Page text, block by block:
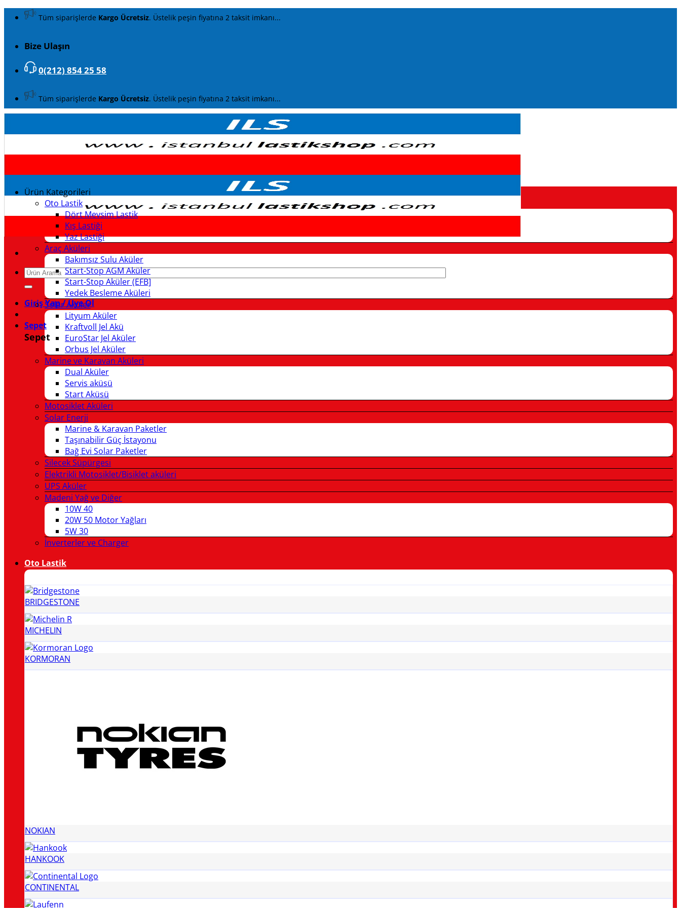
İçeriğe
Tüm siparişlerde Kargo Ücretsiz. Üstelik peşin fiyatına 2 taksit imkanı...
Bize Ulaşın
0(212) 854 25 58
Tüm siparişlerde Kargo Ücretsiz. Üstelik peşin fiyatına 2 taksit imkanı...
Ara:
Giriş Yap / Üye Ol
Sepet
Sepet
Ürün Kategorileri
Oto Lastik
Dört Mevsim Lastik
Kış Lastiği
Yaz Lastiği
Araç Aküleri
Bakımsız Sulu Aküler
Start-Stop AGM Aküler
Start-Stop Aküler (EFB]
Yedek Besleme Aküleri
Solar Aküler
Lityum Aküler
Kraftvoll Jel Akü
EuroStar Jel Aküler
Orbus Jel Aküler
Marine ve Karavan Aküleri
Dual Aküler
Servis aküsü
Start Aküsü
Motosiklet Aküleri
Solar Enerji
Marine & Karavan Paketler
Taşınabilir Güç İstayonu
Bağ Evi Solar Paketler
Silecek Süpürgesi
Elektrikli Motosiklet/Bisiklet aküleri
UPS Aküler
Madeni Yağ ve Diğer
10W 40
20W 50 Motor Yağları
5W 30
İnverterler ve Charger
Oto Lastik
BRIDGESTONE
MICHELIN
KORMORAN
NOKIAN
HANKOOK
CONTINENTAL